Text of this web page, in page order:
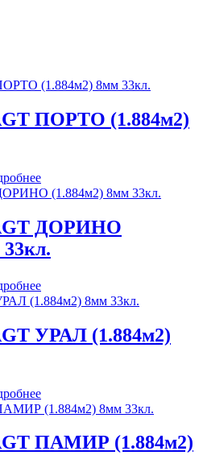
ПОРТО (1.884м2)
ДОРИНО
УРАЛ (1.884м2)
ПАМИР (1.884м2)